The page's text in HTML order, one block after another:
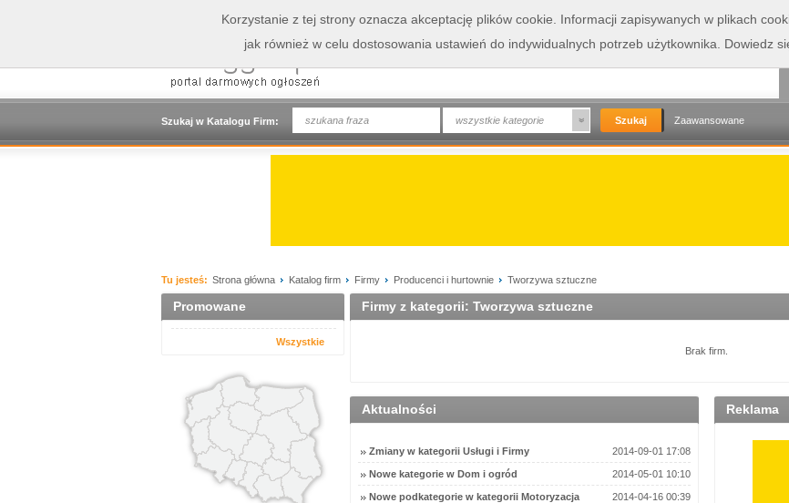
Szukaj w Katalogu Firm: wszystkie kategorie Zaawansowane
Tu jesteś: Strona główna Katalog firm Firmy Producenci i hurtownie Tworzywa sztuczne
Promowane
Wszystkie
Firmy z kategorii: Tworzywa sztuczne
Brak firm.
Aktualności
Zmiany w kategorii Usługi i Firmy 2014-09-01 17:08
Nowe kategorie w Dom i ogród 2014-05-01 10:10
Nowe podkategorie w kategorii Motoryzacja 2014-04-16 00:39
Reklama
Korzystanie z tej strony oznacza akceptację plików cookie. Informacji zapisywanych w plikach
jak również w celu dostosowania ustawień do indywidualnych potrzeb użytkownika. Dowiedz